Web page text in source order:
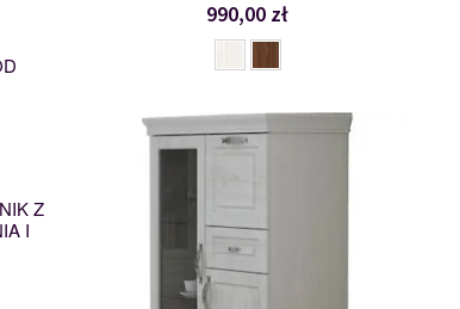
Z
I
990,00 zł
KWD3SZ1
114230